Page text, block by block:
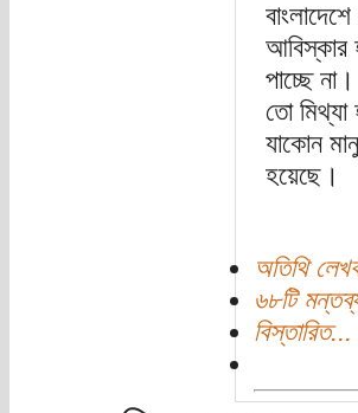
আবিস্কার
পাচ্ছে
তো মিথ্যা
যাকোন
হয়েছে।
অতিথি
৬৮টি
বিস্তারিত...